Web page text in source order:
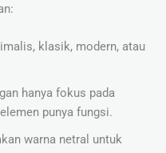
klasik, modern, atau
hanya fokus pada
punya fungsi.
warna netral untuk